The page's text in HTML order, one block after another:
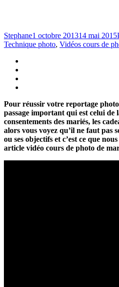
Stephane1 octobre 201314 mai 2015
Technique photo, Vidéos cours de
Pour réussir votre reportage
passage important qui est celui de
consentements des mariés, les
alors vous voyez qu’il ne faut pas
ou ses objectifs et c’est ce que
article vidéo cours de photo de